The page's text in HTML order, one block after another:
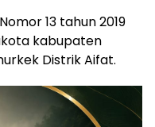
13 tahun 2019
kabupaten
Distrik Aifat.